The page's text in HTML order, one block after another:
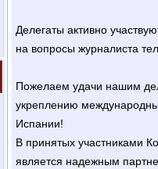
Делегаты активно
на вопросы журналиста
Пожелаем удачи нашим
укреплению
Испании!
В принятых участниками
является надежным